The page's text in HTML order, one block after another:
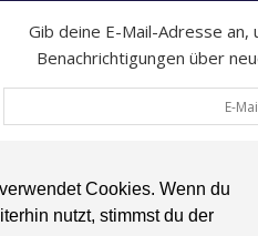
Cookies. Wenn du
nutzt, stimmst du der
Gib deine E-Mail-Adresse an,
Benachrichtigungen über
Mail-
Schließe dich 52